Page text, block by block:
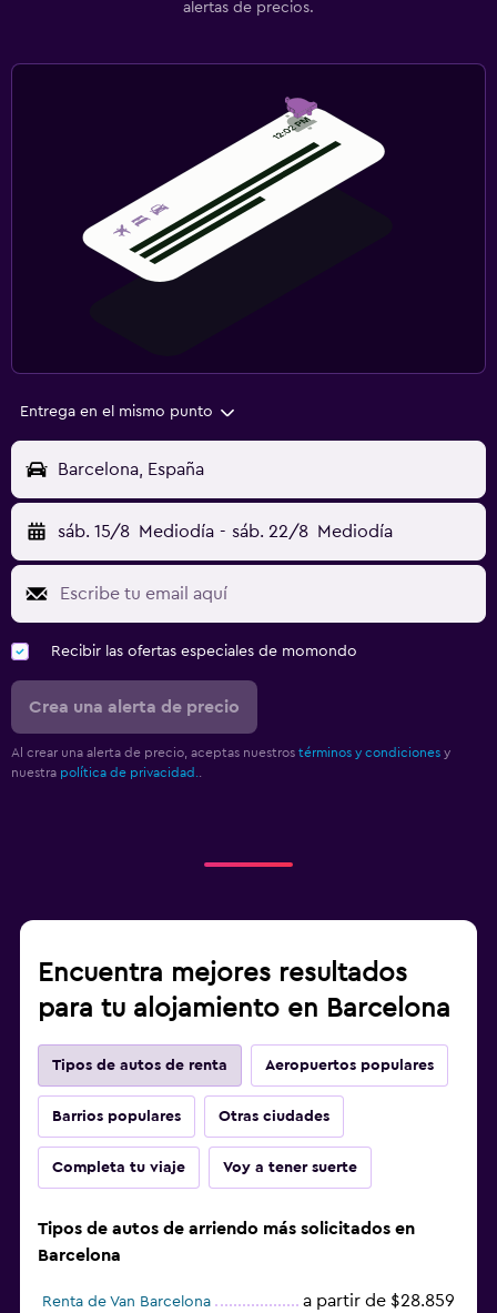
alertas de precios.
Entrega en el mismo punto
Barcelona, España
sáb. 15/8 Mediodía - sáb. 22/8 Mediodía
Recibir las ofertas especiales de momondo
Crea una alerta de precio
Al crear una alerta de precio, aceptas nuestros términos y condiciones y
nuestra política de privacidad..
Encuentra mejores resultados
para tu alojamiento en Barcelona
Tipos de autos de renta Aeropuertos populares
Barrios populares Otras ciudades
Completa tu viaje Voy a tener suerte
Tipos de autos de arriendo más solicitados en
Barcelona
Renta de Van Barcelona a partir de $28.859